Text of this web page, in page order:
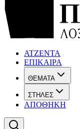
ΑΤΖΕΝΤΑ
ΕΠΙΚΑΙΡΑ
ΘΕΜΑΤΑ
ΣΤΗΛΕΣ
ΑΠΟΘΗΚΗ